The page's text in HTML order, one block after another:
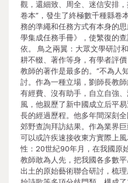
觀，還細致、周全、迷信安排
卷本”，發生了終極數千種縣卷
務的準繩和任務方式有本身的
學集成任務手冊》，使繁復的
依。 鳥之兩翼：大眾文學研討
耕不輟、著作等身，有學者評
教師的著作是最多的。”不為人
討。作為一種立場，劉師長教
有經費、沒有助手，自立自強
風，他親歷了新中國成立后平
長的經過歷程。他多年間深刻
郊野查詢拜訪結果。作為業界
可以或許疾速接收東方實際上
性：20世紀90年月，在我國原
教師敢為人先，把我國各多數
出土的原始藝術聯合研討，梳